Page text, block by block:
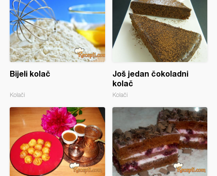
Bijeli kolač
Kolači
Još jedan čokoladni
kolač
Kolači